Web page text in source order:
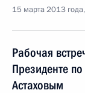
15 марта 2013
Рабочая
Президенте
Астаховым